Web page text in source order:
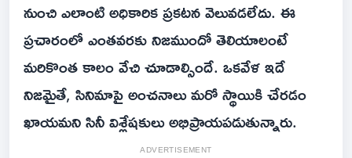
నుంచి ఎలాంటి అధికారిక ప్రకటన వెలువడలేదు. ఈ
ప్రచారంలో ఎంతవరకు నిజముందో తెలియాలంటే
మరికొంత కాలం వేచి చూడాల్సిందే. ఒకవేళ ఇదే
నిజమైతే, సినిమాపై అంచనాలు మరో స్థాయికి చేరడం
ఖాయమని సినీ విశ్లేషకులు అభిప్రాయపడుతున్నారు.
ADVERTISEMENT